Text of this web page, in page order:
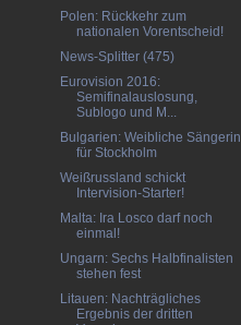
Polen: Rückkehr zum
nationalen Vorentscheid!
News-Splitter (475)
Eurovision 2016:
Semifinalauslosung,
Sublogo und M...
Bulgarien: Weibliche Sängerin
für Stockholm
Weißrussland schickt
Intervision-Starter!
Malta: Ira Losco darf noch
einmal!
Ungarn: Sechs Halbfinalisten
stehen fest
Litauen: Nachträgliches
Ergebnis der dritten